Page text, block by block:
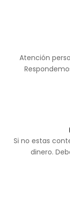
Atención
Si no estas
dinero.